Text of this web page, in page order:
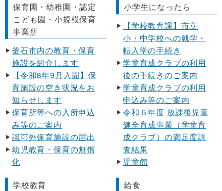
保育園・幼稚園・認定
こども園・小規模保育
事業所
釜石市内の教育・保育
施設を紹介します
【令和8年9月入園】保
育施設の空き状況をお
知らせします
保育所等への入所申込
み等のご案内
認可外保育施設の届出
幼児教育・保育の無償
化
小学生になったら
【学校教育課】市立
小・中学校への就学・
転入学の手続き
学童育成クラブの利用
後の手続きのご案内
学童育成クラブの利用
申込み等のご案内
令和６年度 放課後児童
健全育成事業（学童育
成クラブ）の満足度調
査結果
児童館
学校教育
給食